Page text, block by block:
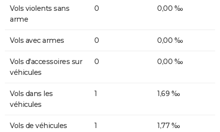
Vols violents sans
arme
0 0,00 ‰
Vols avec armes 0 0,00 ‰
Vols d'accessoires sur
véhicules
0 0,00 ‰
Vols dans les
véhicules
1 1,69 ‰
Vols de véhicules 1 1,77 ‰